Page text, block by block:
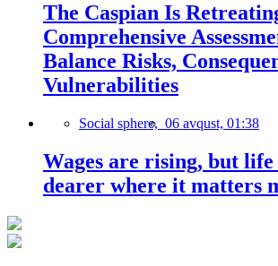
The Caspian Is
Comprehensive
Balance Risks,
Vulnerabilities
Social sphere, 06 avqust, 01:38
Wages are rising, but
dearer where it matters